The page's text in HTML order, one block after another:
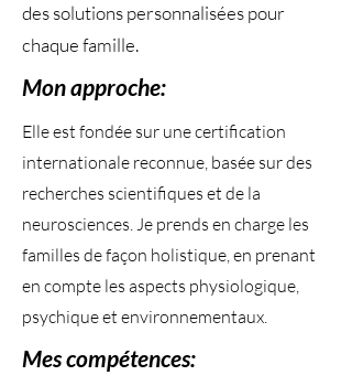
des solutions personnalisées pour
chaque famille.
Mon approche:
Elle est fondée sur une certification
internationale reconnue, basée sur des
recherches scientifiques et de la
neurosciences. Je prends en charge les
familles de façon holistique, en prenant
en compte les aspects physiologique,
psychique et environnementaux.
Mes compétences: